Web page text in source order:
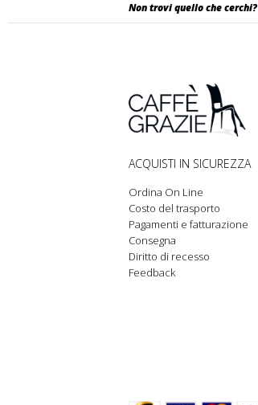
Non trovi quello che cerchi?
ACQUISTI IN SICUREZZA
Ordina On Line
Costo del trasporto
Pagamenti e fatturazione
Consegna
Diritto di recesso
Feedback